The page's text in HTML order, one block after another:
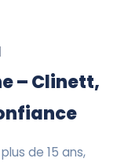
– Clinett,
de 15 ans,